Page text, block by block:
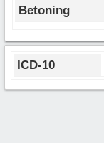
Betoning
ICD-10